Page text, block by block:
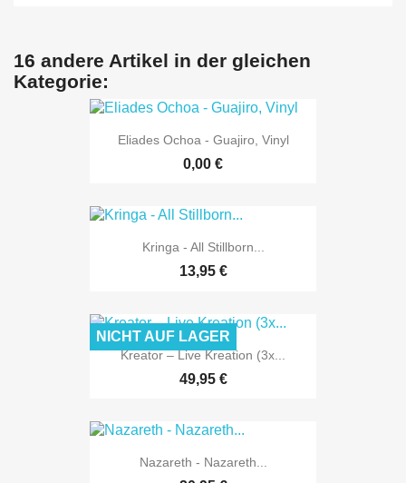
16 andere Artikel in der gleichen
Kategorie:
Eliades Ochoa - Guajiro, Vinyl
0,00 €
Kringa - All Stillborn...
13,95 €
Kreator – Live Kreation (3x...
49,95 €
NICHT AUF LAGER
Nazareth - Nazareth...